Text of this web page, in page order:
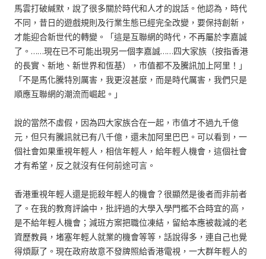
馬雲打破緘默，說了很多關於時代和人才的說話。他認為，時代
不同，昔日的遊戲規則及行業生態已經完全改變，要保持創新，
才能迎合新世代的轉變。「這是互聯網的時代，不再屬於李嘉誠
了。……現在已不可能出現另一個李嘉誠……四大家族（按指香港
的長實、新地、新世界和恆基），市值都不及騰訊加上阿里！」
「不是馬化騰特別厲害，我更沒甚麼，而是時代厲害，我們只是
順應互聯網的潮流而崛起。」
說的當然不虛假，因為四大家族合在一起，市值才不過九千億
元，但只有騰訊就已有八千億，還未加阿里巴巴。可以看到，一
個社會如果重視年輕人，相信年輕人，給年輕人機會，這個社會
才有希望，反之就沒有任何前途可言。
香港重視年輕人還是扼殺年輕人的機會？很顯然是後者而非前者
了。在我的教育評論中，批評過的大學入學門檻不合時宜的高，
是不給年輕人機會；減班方案把職位凍結，留給本應被裁減的老
資歷教員，堵塞年輕人就業的機會等等，話說得多，連自己也覺
得煩厭了。現在政府故意不發牌照給香港電視，一大群年輕人的